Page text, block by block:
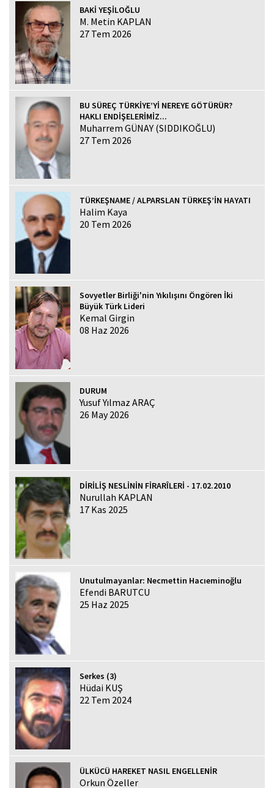
BAKİ YEŞİLOĞLU
M. Metin KAPLAN
27 Tem 2026
BU SÜREÇ TÜRKİYE’Yİ NEREYE GÖTÜRÜR?
HAKLI ENDİŞELERİMİZ...
Muharrem GÜNAY (SIDDIKOĞLU)
27 Tem 2026
TÜRKEŞNAME / ALPARSLAN TÜRKEŞ’İN HAYATI
Halim Kaya
20 Tem 2026
Sovyetler Birliği'nin Yıkılışını Öngören İki
Büyük Türk Lideri
Kemal Girgin
08 Haz 2026
DURUM
Yusuf Yılmaz ARAÇ
26 May 2026
DİRİLİŞ NESLİNİN FİRARÎLERİ - 17.02.2010
Nurullah KAPLAN
17 Kas 2025
Unutulmayanlar: Necmettin Hacıeminoğlu
Efendi BARUTCU
25 Haz 2025
Serkes (3)
Hüdai KUŞ
22 Tem 2024
ÜLKÜCÜ HAREKET NASIL ENGELLENİR
Orkun Özeller